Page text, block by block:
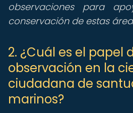
observaciones para
conservación de estas
2. ¿Cuál es el papel
observación en la
ciudadana de
marinos?